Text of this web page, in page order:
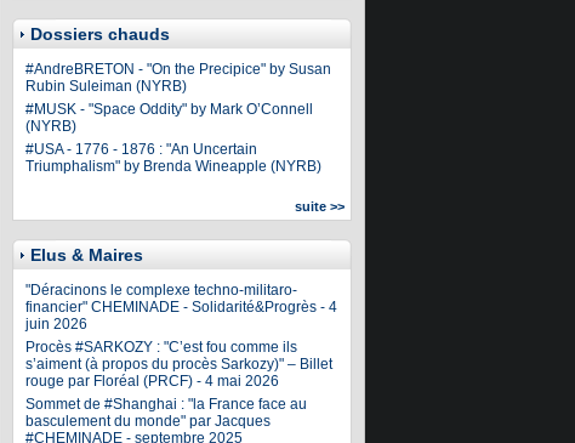
Dossiers chauds
#AndreBRETON - "On the Precipice" by Susan
Rubin Suleiman (NYRB)
#MUSK - "Space Oddity" by Mark O’Connell
(NYRB)
#USA - 1776 - 1876 : "An Uncertain
Triumphalism" by Brenda Wineapple (NYRB)
suite >>
Elus & Maires
"Déracinons le complexe techno-militaro-
financier" CHEMINADE - Solidarité&Progrès - 4
juin 2026
Procès #SARKOZY : "C’est fou comme ils
s’aiment (à propos du procès Sarkozy)" – Billet
rouge par Floréal (PRCF) - 4 mai 2026
Sommet de #Shanghai : "la France face au
basculement du monde" par Jacques
#CHEMINADE - septembre 2025